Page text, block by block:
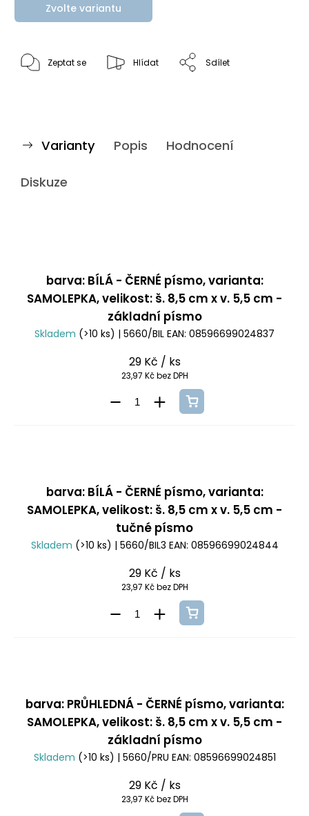
Zvolte variantu
Zeptat se Hlídat Sdílet
Varianty Popis Hodnocení
Diskuze
barva: BÍLÁ - ČERNÉ písmo, varianta:
SAMOLEPKA, velikost: š. 8,5 cm x v. 5,5 cm -
základní písmo
Skladem (>10 ks) | 5660/BIL EAN: 08596699024837
29 Kč / ks
23,97 Kč bez DPH
barva: BÍLÁ - ČERNÉ písmo, varianta:
SAMOLEPKA, velikost: š. 8,5 cm x v. 5,5 cm -
tučné písmo
Skladem (>10 ks) | 5660/BIL3 EAN: 08596699024844
29 Kč / ks
23,97 Kč bez DPH
barva: PRŮHLEDNÁ - ČERNÉ písmo, varianta:
SAMOLEPKA, velikost: š. 8,5 cm x v. 5,5 cm -
základní písmo
Skladem (>10 ks) | 5660/PRU EAN: 08596699024851
29 Kč / ks
23,97 Kč bez DPH